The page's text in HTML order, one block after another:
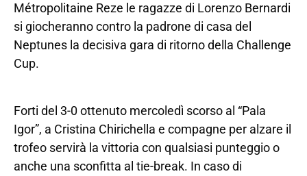
Métropolitaine Reze le ragazze di Lorenzo Bernardi
si giocheranno contro la padrone di casa del
Neptunes la decisiva gara di ritorno della Challenge
Cup.
Forti del 3-0 ottenuto mercoledì scorso al “Pala
Igor”, a Cristina Chirichella e compagne per alzare il
trofeo servirà la vittoria con qualsiasi punteggio o
anche una sconfitta al tie-break. In caso di